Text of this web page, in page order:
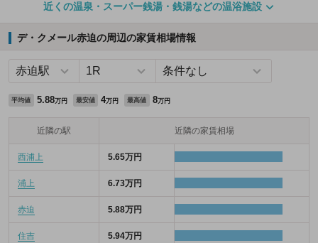
近くの温泉・スーパー銭湯・銭湯などの温浴施設
デ・クメール赤迫の周辺の家賃相場情報
平均値 5.88万円 最安値 4万円 最高値 8万円
近隣の駅 近隣の家賃相場
西浦上 5.65万円
浦上 6.73万円
赤迫 5.88万円
住吉 5.94万円